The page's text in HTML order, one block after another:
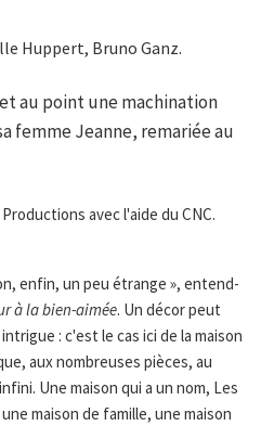
Huppert, Bruno Ganz.
au point une machination
femme Jeanne, remariée au
avec l'aide du CNC.
enfin, un peu étrange », entend-
à la bien-aimée. Un décor peut
: c'est le cas ici de la maison
aux nombreuses pièces, au
Une maison qui a un nom, Les
maison de famille, une maison